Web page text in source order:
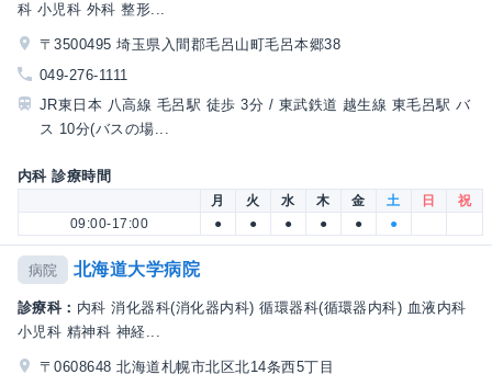
科 小児科 外科 整形...
〒3500495 埼玉県入間郡毛呂山町毛呂本郷38
049-276-1111
JR東日本 八高線 毛呂駅 徒歩 3分 / 東武鉄道 越生線 東毛呂駅 バ
ス 10分(バスの場...
内科 診療時間
月 火 水 木 金 土 日
祝
09:00-17:00
● ● ● ● ● ●
病院 北海道大学病院
診療科： 内科 消化器科(消化器内科) 循環器科(循環器内科) 血液内科
小児科 精神科 神経...
〒0608648 北海道札幌市北区北14条西5丁目